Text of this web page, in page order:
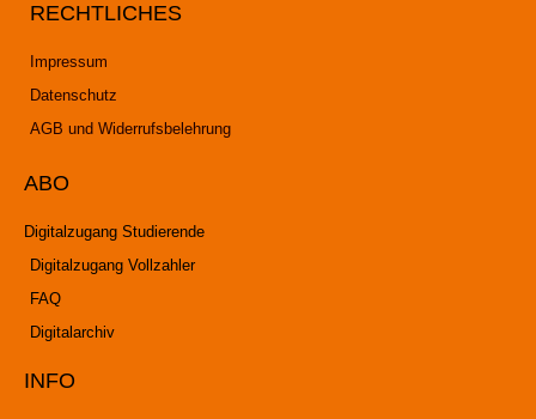
RECHTLICHES
Impressum
Datenschutz
AGB und Widerrufsbelehrung
ABO
Digitalzugang Studierende
Digitalzugang Vollzahler
FAQ
Digitalarchiv
INFO